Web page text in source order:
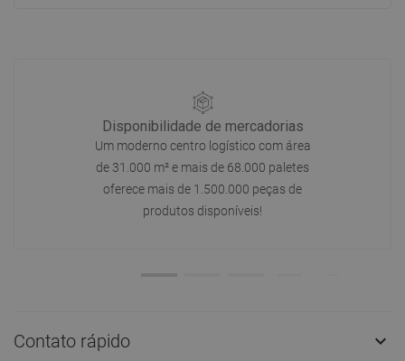
Disponibilidade de mercadorias
Um moderno centro logístico com área
de 31.000 m² e mais de 68.000 paletes
oferece mais de 1.500.000 peças de
produtos disponíveis!
Contato rápido 